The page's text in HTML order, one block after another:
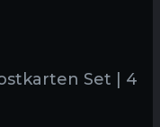
Set | 4